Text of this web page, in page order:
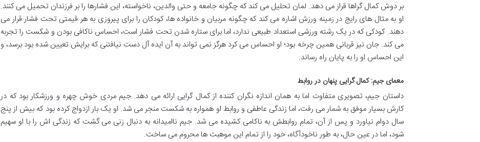
بر دوش کمال گراها قرار می دهد. لمان تحلیل می کند که چگونه جامعه و حتی والدین، ناخواسته، این فشارها را بر فرزندان تحمیل می کنند.
او به مثال های رایج در زمینه ورزش اشاره می کند که چگونه مربیان و خانواده ها، کودکان را برای پیروزی به هر قیمتی تحت فشار قرار می
دهند. کودکی که در یک رشته ورزشی استعداد طبیعی ندارد، اما برای ستاره شدن تحت فشار است، احساس ناکافی بودن و شکست را تجربه
می کند. جان نیز قربانی همین چرخه بود؛ او احساس می کرد هرگز نمی تواند به آن ایده آل دست نیافتنی که برایش تعیین شده بود برسد، و
این احساس او را به پایان راه رساند.
معمای جیم: کمال گرایی پنهان در روابط
داستان جیم، تصویری متفاوت اما به همان اندازه نگران کننده از کمال گرایی ارائه می دهد. جیم مردی خوش چهره و ورزشکار بود که در
کارش بسیار موفق به شمار می رفت، اما زندگی عاطفی و روابط او همواره به شکست منجر می شد. او یک بار ازدواج کرده بود که بیش از پنج
سال دوام نیاورد و پس از آن، تمام روابطش به ناکامی کشیده می شد. جیم ناامیدانه به دنبال زنی می گشت که زندگی اش را با او سهیم
شود، اما در عین حال، به طور ناخودآگاه، خود را از تمام این موهبت ها محروم می ساخت.